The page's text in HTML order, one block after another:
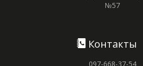
№57
Контакты
097-668-37-54